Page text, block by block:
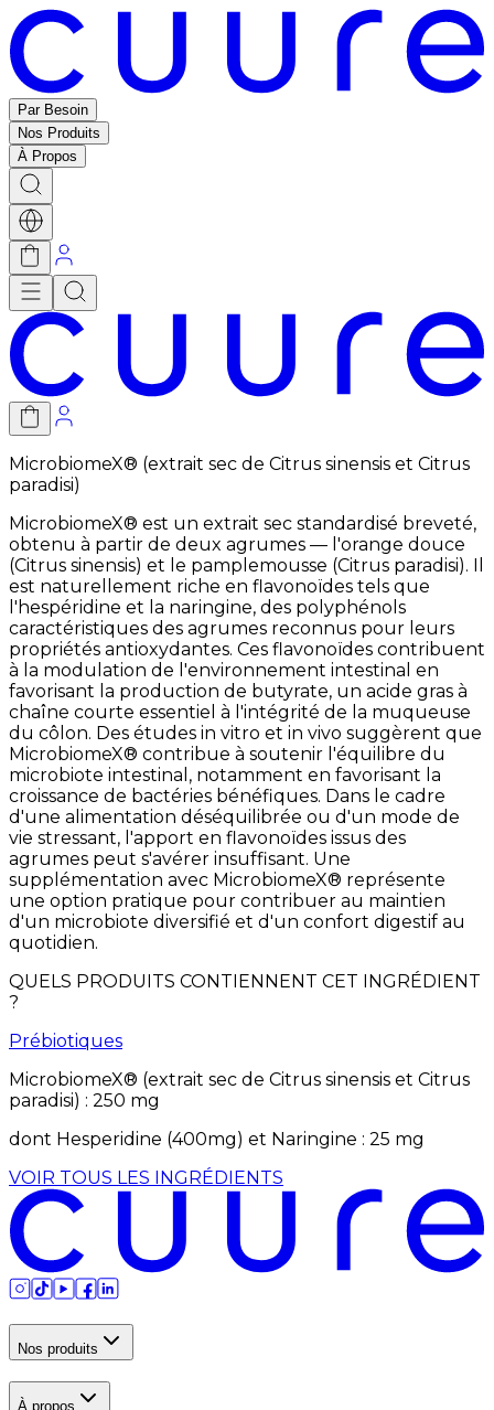
Par Besoin
Nos Produits
À Propos
MicrobiomeX® (extrait sec de Citrus sinensis et Citrus
paradisi)
MicrobiomeX® est un extrait sec standardisé breveté,
obtenu à partir de deux agrumes — l'orange douce
(Citrus sinensis) et le pamplemousse (Citrus paradisi). Il
est naturellement riche en flavonoïdes tels que
l'hespéridine et la naringine, des polyphénols
caractéristiques des agrumes reconnus pour leurs
propriétés antioxydantes. Ces flavonoïdes contribuent
à la modulation de l'environnement intestinal en
favorisant la production de butyrate, un acide gras à
chaîne courte essentiel à l'intégrité de la muqueuse
du côlon. Des études in vitro et in vivo suggèrent que
MicrobiomeX® contribue à soutenir l'équilibre du
microbiote intestinal, notamment en favorisant la
croissance de bactéries bénéfiques. Dans le cadre
d'une alimentation déséquilibrée ou d'un mode de
vie stressant, l'apport en flavonoïdes issus des
agrumes peut s'avérer insuffisant. Une
supplémentation avec MicrobiomeX® représente
une option pratique pour contribuer au maintien
d'un microbiote diversifié et d'un confort digestif au
quotidien.
QUELS PRODUITS CONTIENNENT CET INGRÉDIENT
?
Prébiotiques
MicrobiomeX® (extrait sec de Citrus sinensis et Citrus
paradisi) : 250 mg
dont Hesperidine (400mg) et Naringine : 25 mg
VOIR TOUS LES INGRÉDIENTS
Nos produits
À propos